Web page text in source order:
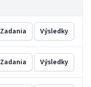
Zadania Výsledky
Zadania Výsledky